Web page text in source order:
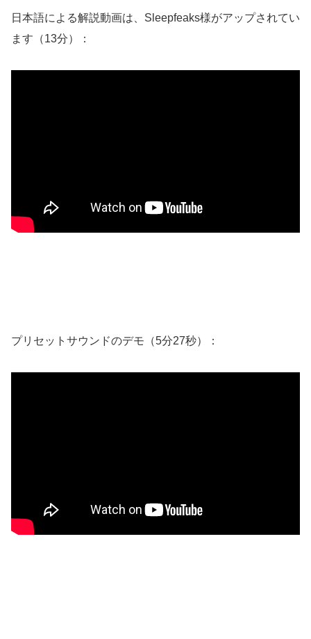
日本語による解説動画は、Sleepfeaks様がアップされてい
ます（13分）：
プリセットサウンドのデモ（5分27秒）：